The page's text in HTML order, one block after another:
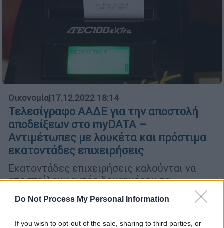
Do Not Process My Personal Information
If you wish to opt-out of the sale, sharing to third parties, or
Οικονομία|17.12.2022 18:14
Τελεσίγραφο ΑΑΔΕ για την αποστολή
αποδείξεων στο myDATA –
Αντιμέτωπες με λουκέτα και πρόστιμα
εκατοντάδες επιχειρήσεις
Εκατοντάδες επιχειρήσεις καλούνται να
αποστείλουν εντός δεκαημέρου τα
απαραίτητα στοιχεία λιανικών πωλήσεων,
ειδάλλως θα κληθούν να πληρώσουν υψηλά